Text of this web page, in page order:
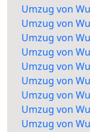
Umzug von
Umzug von
Umzug von
Umzug von
Umzug von
Umzug von
Umzug von
Umzug von
Umzug von